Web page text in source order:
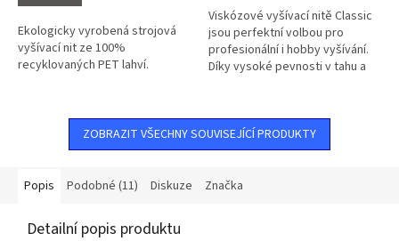
Ekologicky vyrobená strojová
vyšívací nit ze 100%
recyklovaných PET lahví.
hvězdiček.
Viskózové vyšívací nitě Classic
jsou perfektní volbou pro
profesionální i hobby vyšívání.
Díky vysoké pevnosti v tahu a
ZOBRAZIT VŠECHNY SOUVISEJÍCÍ PRODUKTY
Popis Podobné (11) Diskuze Značka
Detailní popis produktu